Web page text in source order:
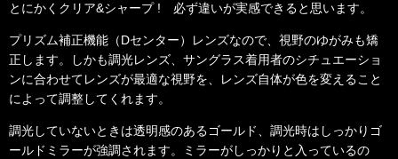
とにかくクリア&シャープ ! 必ず違いが実感できると思います。
プリズム補正機能（Dセンター）レンズなので、視野のゆがみも矯
正します。しかも調光レンズ、サングラス着用者のシチュエーショ
ンに合わせてレンズが最適な視野を、レンズ自体が色を変えること
によって調整してくれます。
調光していないときは透明感のあるゴールド、調光時はしっかりゴ
ールドミラーが強調されます。ミラーがしっかりと入っているの